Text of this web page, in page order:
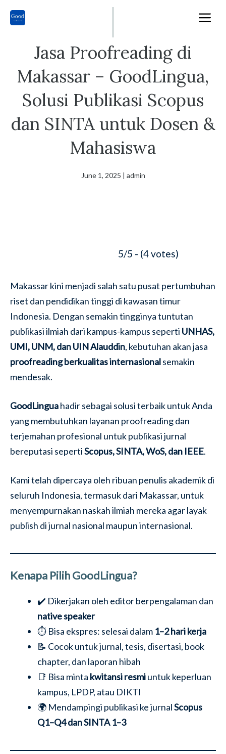
Jasa Proofreading di
Makassar – GoodLingua,
Solusi Publikasi Scopus
dan SINTA untuk Dosen &
Mahasiswa
June 1, 2025 | admin
5/5 - (4 votes)
Makassar kini menjadi salah satu pusat pertumbuhan
riset dan pendidikan tinggi di kawasan timur
Indonesia. Dengan semakin tingginya tuntutan
publikasi ilmiah dari kampus-kampus seperti UNHAS,
UMI, UNM, dan UIN Alauddin, kebutuhan akan jasa
proofreading berkualitas internasionalsemakin
mendesak.
GoodLinguahadir sebagai solusi terbaik untuk Anda
yang membutuhkan layanan proofreading dan
terjemahan profesional untuk publikasi jurnal
bereputasi sepertiScopus, SINTA, WoS, dan IEEE.
Kami telah dipercaya oleh ribuan penulis akademik di
seluruh Indonesia, termasuk dari Makassar, untuk
menyempurnakan naskah ilmiah mereka agar layak
publish di jurnal nasional maupun internasional.
Kenapa Pilih GoodLingua?
✔️ Dikerjakan oleh editor berpengalaman dan
native speaker
⏱️ Bisa ekspres: selesai dalam 1–2 hari kerja
📝 Cocok untuk jurnal, tesis, disertasi, book
chapter, dan laporan hibah
📑 Bisa minta kwitansi resmiuntuk keperluan
kampus, LPDP, atau DIKTI
🌍 Mendampingi publikasi ke jurnalScopus
Q1–Q4 dan SINTA 1–3